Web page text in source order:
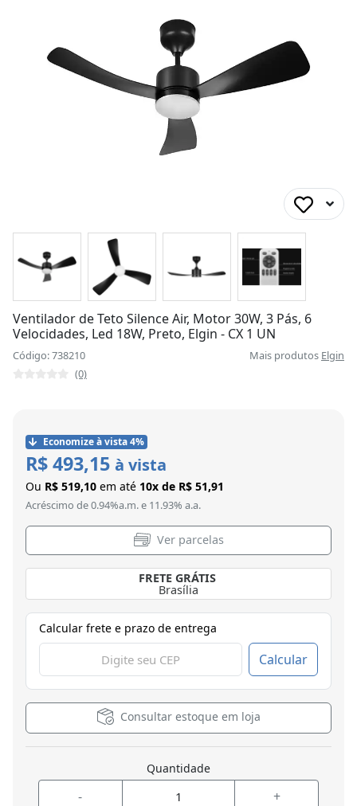
Ventilador de Teto Silence Air, Motor 30W, 3 Pás, 6
Velocidades, Led 18W, Preto, Elgin - CX 1 UN
Código: 738210 Mais produtos Elgin
(0)
Economize à vista 4%
R$ 493,15 à vista
Ou R$ 519,10 em até 10x de R$ 51,91
Acréscimo de 0.94%a.m. e 11.93% a.a.
Ver parcelas
FRETE GRÁTIS
Brasília
Calcular frete e prazo de entrega
Calcular
Consultar estoque em loja
Quantidade
- +